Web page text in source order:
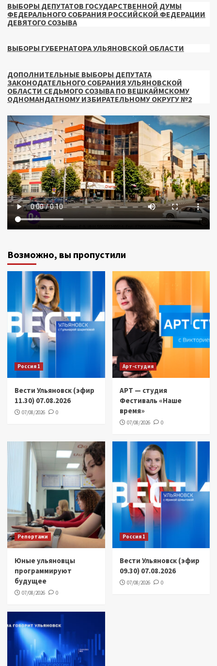
ВЫБОРЫ ДЕПУТАТОВ ГОСУДАРСТВЕННОЙ ДУМЫ
ФЕДЕРАЛЬНОГО СОБРАНИЯ РОССИЙСКОЙ ФЕДЕРАЦИИ
ДЕВЯТОГО СОЗЫВА
ВЫБОРЫ ГУБЕРНАТОРА УЛЬЯНОВСКОЙ ОБЛАСТИ
ДОПОЛНИТЕЛЬНЫЕ ВЫБОРЫ ДЕПУТАТА
ЗАКОНОДАТЕЛЬНОГО СОБРАНИЯ УЛЬЯНОВСКОЙ
ОБЛАСТИ СЕДЬМОГО СОЗЫВА ПО ВЕШКАЙМСКОМУ
ОДНОМАНДАТНОМУ ИЗБИРАТЕЛЬНОМУ ОКРУГУ №2
Возможно, вы пропустили
Россия 1
Вести Ульяновск (эфир
11.30) 07.08.2026
07/08/2026 0
Арт-студия
АРТ — студия
Фестиваль «Наше
время»
07/08/2026 0
Репортажи
Юные ульяновцы
программируют
будущее
07/08/2026 0
Россия 1
Вести Ульяновск (эфир
09.30) 07.08.2026
07/08/2026 0